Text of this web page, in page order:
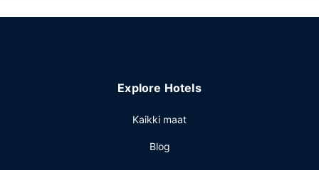
Explore Hotels
Kaikki maat
Blog